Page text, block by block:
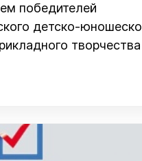
победителей
детско-
творчества